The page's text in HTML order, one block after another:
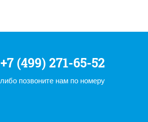
+7 (499) 271-65-52
либо позвоните нам по номеру